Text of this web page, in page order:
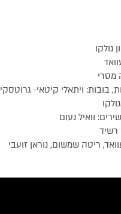
גולקו
מסרי
בובות: ויתאלי קיטאי- גרוטסקי
וואיל נעום
רשיד
ריטה שמשום, נוראן זועבי